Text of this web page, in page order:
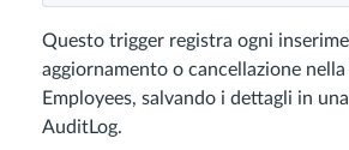
Questo trigger registra ogni
aggiornamento o cancellazione
Employees, salvando i dettagli in
AuditLog.